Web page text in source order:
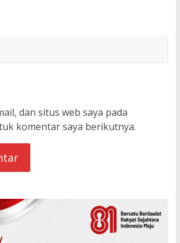
dan situs web saya pada
komentar saya berikutnya.